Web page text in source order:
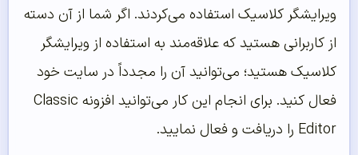
ویرایشگر کلاسیک استفاده می‌کردند. اگر شما از آن دسته
از کاربرانی هستید که علاقه‌مند به استفاده از ویرایشگر
کلاسیک هستید؛ می‌توانید آن را مجدداً در سایت خود
فعال کنید. برای انجام این کار می‌توانید افزونه Classic
Editor را دریافت و فعال نمایید.